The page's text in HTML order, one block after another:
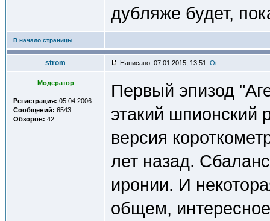
дубляже будет,
В начало страницы
strom Написано: 07.01.2015, 13:51
Модератор
Регистрация: 05.04.2006
Сообщений: 6543
Обзоров: 42
Первый эпизод
этакий шпионский
версия
лет назад.
иронии. И
общем,